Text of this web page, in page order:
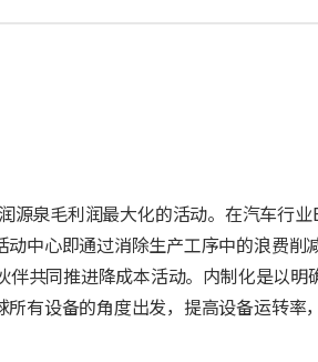
泉毛利润最大化的活动。在汽车行业
中心即通过消除生产工序中的浪费削
共同推进降成本活动。内制化是以明
有设备的角度出发，提高设备运转率